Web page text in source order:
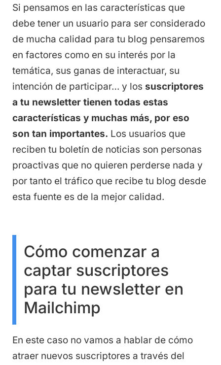
Si pensamos en las características que
debe tener un usuario para ser considerado
de mucha calidad para tu blog pensaremos
en factores como en su interés por la
temática, sus ganas de interactuar, su
intención de participar… y los suscriptores
a tu newsletter tienen todas estas
características y muchas más, por eso
son tan importantes. Los usuarios que
reciben tu boletín de noticias son personas
proactivas que no quieren perderse nada y
por tanto el tráfico que recibe tu blog desde
esta fuente es de la mejor calidad.
Cómo comenzar a
captar suscriptores
para tu newsletter en
Mailchimp
En este caso no vamos a hablar de cómo
atraer nuevos suscriptores a través del